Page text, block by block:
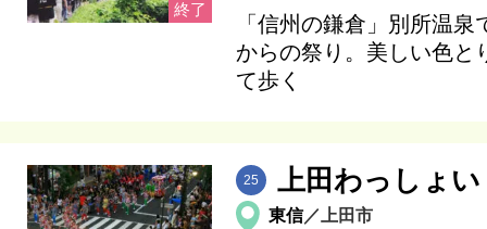
「信州の鎌倉」別所温
からの祭り。美しい色と
て歩く
25 上田わっしょい
東信／上田市